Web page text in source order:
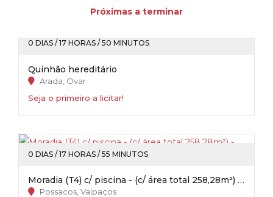
Próximas a terminar
0 DIAS / 17 HORAS / 50 MINUTOS
Quinhão hereditário
Arada, Ovar
Seja o primeiro a licitar!
0 DIAS / 17 HORAS / 55 MINUTOS
Moradia (T4) c/ piscina - (c/ área total 258,28m²) - Possacos / Valpaços
Possacos, Valpaços